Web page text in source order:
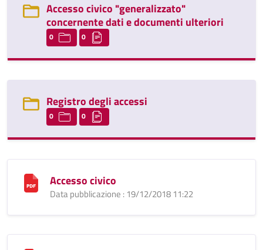
Accesso civico "generalizzato"
concernente dati e documenti ulteriori
0 0
Registro degli accessi
0 0
Accesso civico
Data pubblicazione : 19/12/2018 11:22